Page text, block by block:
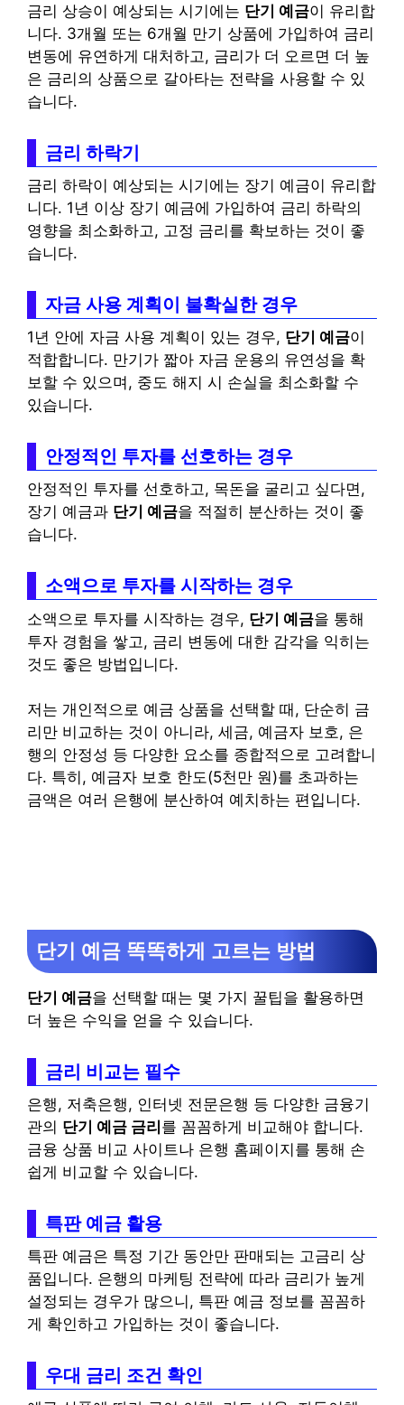
금리 상승이 예상되는 시기에는 단기 예금이 유리합
니다. 3개월 또는 6개월 만기 상품에 가입하여 금리
변동에 유연하게 대처하고, 금리가 더 오르면 더 높
은 금리의 상품으로 갈아타는 전략을 사용할 수 있
습니다.
금리 하락기
금리 하락이 예상되는 시기에는 장기 예금이 유리합
니다. 1년 이상 장기 예금에 가입하여 금리 하락의
영향을 최소화하고, 고정 금리를 확보하는 것이 좋
습니다.
자금 사용 계획이 불확실한 경우
1년 안에 자금 사용 계획이 있는 경우, 단기 예금이
적합합니다. 만기가 짧아 자금 운용의 유연성을 확
보할 수 있으며, 중도 해지 시 손실을 최소화할 수
있습니다.
안정적인 투자를 선호하는 경우
안정적인 투자를 선호하고, 목돈을 굴리고 싶다면,
장기 예금과 단기 예금을 적절히 분산하는 것이 좋
습니다.
소액으로 투자를 시작하는 경우
소액으로 투자를 시작하는 경우, 단기 예금을 통해
투자 경험을 쌓고, 금리 변동에 대한 감각을 익히는
것도 좋은 방법입니다.
저는 개인적으로 예금 상품을 선택할 때, 단순히 금
리만 비교하는 것이 아니라, 세금, 예금자 보호, 은
행의 안정성 등 다양한 요소를 종합적으로 고려합니
다. 특히, 예금자 보호 한도(5천만 원)를 초과하는
금액은 여러 은행에 분산하여 예치하는 편입니다.
단기 예금 똑똑하게 고르는 방법
단기 예금을 선택할 때는 몇 가지 꿀팁을 활용하면
더 높은 수익을 얻을 수 있습니다.
금리 비교는 필수
은행, 저축은행, 인터넷 전문은행 등 다양한 금융기
관의 단기 예금 금리를 꼼꼼하게 비교해야 합니다.
금융 상품 비교 사이트나 은행 홈페이지를 통해 손
쉽게 비교할 수 있습니다.
특판 예금 활용
특판 예금은 특정 기간 동안만 판매되는 고금리 상
품입니다. 은행의 마케팅 전략에 따라 금리가 높게
설정되는 경우가 많으니, 특판 예금 정보를 꼼꼼하
게 확인하고 가입하는 것이 좋습니다.
우대 금리 조건 확인